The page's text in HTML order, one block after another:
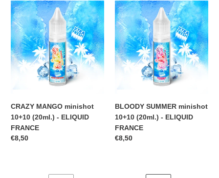
CRAZY
MANGO
minishot
10+10
(20ml.)
-
ELIQUID
FRANCE
CRAZY MANGO minishot
10+10 (20ml.) - ELIQUID
FRANCE
Prezzo
€8,50
BLOODY
SUMMER
minishot
10+10
(20ml.)
-
ELIQUID
FRANCE
BLOODY SUMMER minishot
10+10 (20ml.) - ELIQUID
FRANCE
Prezzo
€8,50